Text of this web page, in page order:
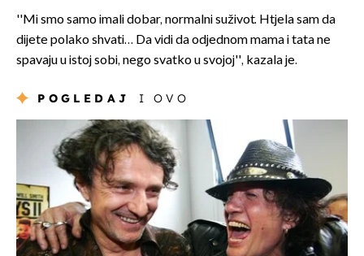
''Mi smo samo imali dobar, normalni suživot. Htjela sam da
dijete polako shvati… Da vidi da odjednom mama i tata ne
spavaju u istoj sobi, nego svatko u svojoj'', kazala je.
POGLEDAJ I OVO